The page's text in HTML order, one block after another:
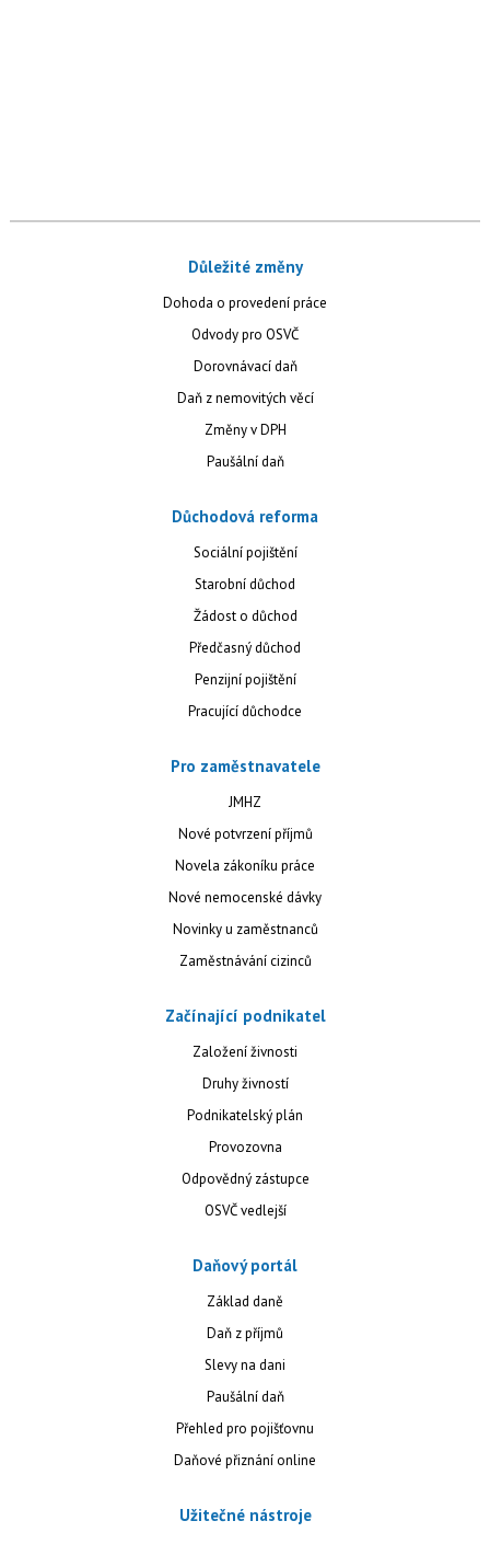
Důležité změny
Dohoda o provedení práce
Odvody pro OSVČ
Dorovnávací daň
Daň z nemovitých věcí
Změny v DPH
Paušální daň
Důchodová reforma
Sociální pojištění
Starobní důchod
Žádost o důchod
Předčasný důchod
Penzijní pojištění
Pracující důchodce
Pro zaměstnavatele
JMHZ
Nové potvrzení příjmů
Novela zákoníku práce
Nové nemocenské dávky
Novinky u zaměstnanců
Zaměstnávání cizinců
Začínající podnikatel
Založení živnosti
Druhy živností
Podnikatelský plán
Provozovna
Odpovědný zástupce
OSVČ vedlejší
Daňový portál
Základ daně
Daň z příjmů
Slevy na dani
Paušální daň
Přehled pro pojišťovnu
Daňové přiznání online
Užitečné nástroje